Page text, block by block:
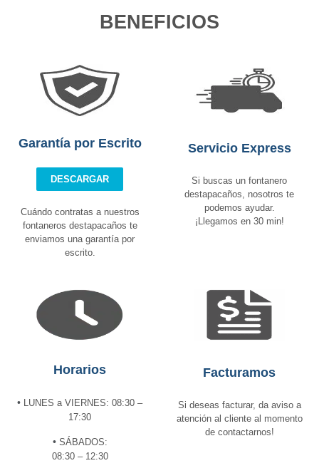
BENEFICIOS
Garantía por Escrito
DESCARGAR
Cuándo contratas a nuestros
fontaneros destapacaños te
enviamos una garantía por
escrito.
Servicio Express
Si buscas un fontanero
destapacaños, nosotros te
podemos ayudar.
¡Llegamos en 30 min!
Horarios
• LUNES a VIERNES: 08:30 –
17:30
• SÁBADOS:
08:30 – 12:30
Facturamos
Si deseas facturar, da aviso a
atención al cliente al momento
de contactarnos!